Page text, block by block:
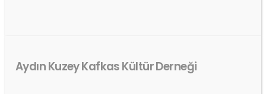
Aydın Kuzey Kafkas Kültür Derneği